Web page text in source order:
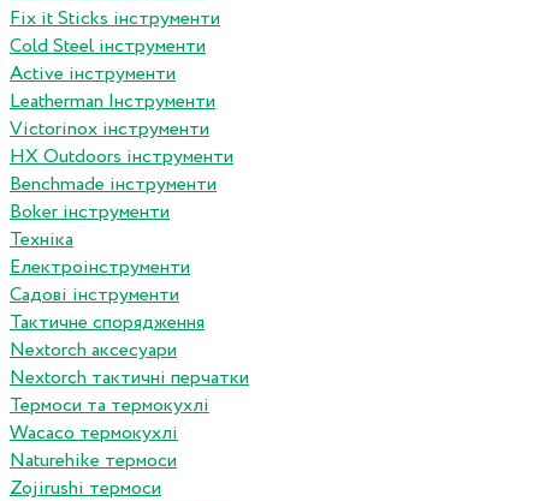
Fix it Sticks інструменти
Сold Steel інструменти
Active інструменти
Leatherman Інструменти
Victorinox інструменти
HX Outdoors інструменти
Benchmade інструменти
Boker інструменти
Техніка
Електроінструменти
Садові інструменти
Тактичне спорядження
Nextorch аксесуари
Nextorch тактичні перчатки
Термоси та термокухлі
Wacaco термокухлі
Naturehike термоси
Zojirushi термоси